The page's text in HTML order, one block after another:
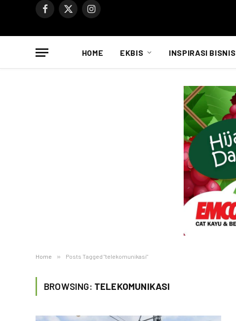
Facebook
X
Instagram
HOME EKBIS INSPIRASI BISNIS
Home » Posts Tagged "telekomunikasi"
BROWSING: TELEKOMUNIKASI